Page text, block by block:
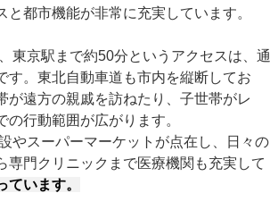
都市機能が非常に充実しています。
東京駅まで約50分というアクセスは、通
す。東北自動車道も市内を縦断してお
が遠方の親戚を訪ねたり、子世帯がレ
行動範囲が広がります。
やスーパーマーケットが点在し、日々の
門クリニックまで医療機関も充実して
います。